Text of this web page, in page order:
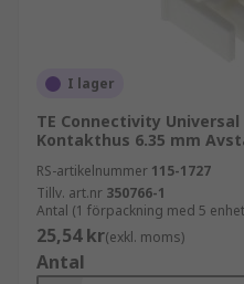
I lager
TE Connectivity Universal
Kontakthus 6.35 mm
RS-artikelnummer 115-1727
Tillv. art.nr 350766-1
Antal (1 förpackning med 5
25,54 kr(exkl. moms)
Antal